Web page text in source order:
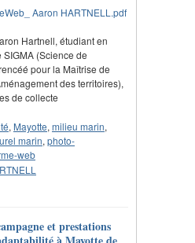
Hartnell, étudiant en
(Science de
pour la Maîtrise de
des territoires),
de collecte
, Mayotte, milieu marin,
marin, photo-
web
et prestations